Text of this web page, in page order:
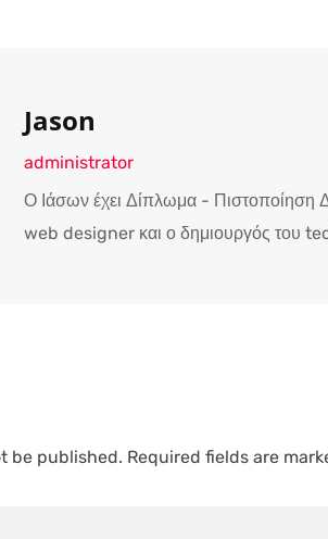
Jason
administrator
Ο Ιάσων έχει Δίπλωμα - Πιστοποίηση
web designer και ο δημιουργός του
be published. Required fields are